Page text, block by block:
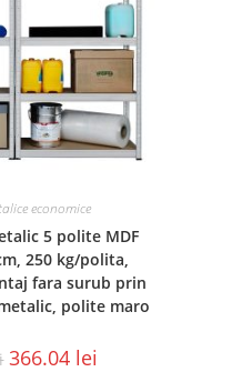
economice
5 polite MDF
250 kg/polita,
fara surub prin
polite maro
366.04 lei